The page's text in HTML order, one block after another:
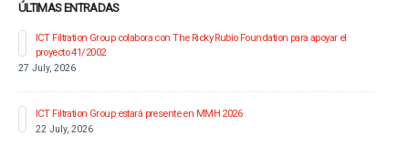
ÚLTIMAS ENTRADAS
ICT Filtration Group colabora con The Ricky Rubio Foundation para apoyar el
proyecto 41/2002
27 July, 2026
ICT Filtration Group estará presente en MMH 2026
22 July, 2026